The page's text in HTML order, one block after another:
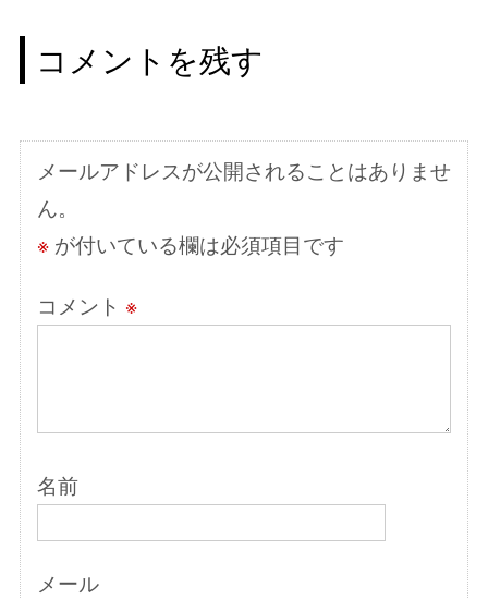
ビ
ゲ
シ
ョ
ン
コメントを残す
メールアドレスが公開されることはありませ
ん。
※が付いている欄は必須項目です
コメント ※
名前
メール